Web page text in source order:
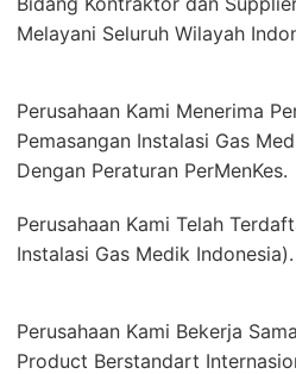
Melayani Seluruh Wilayah
Perusahaan Kami Menerima
Pemasangan Instalasi Gas
Dengan Peraturan PerMenKes.
Perusahaan Kami Telah
Instalasi Gas Medik Indonesia).
Perusahaan Kami Bekerja
Product Berstandart